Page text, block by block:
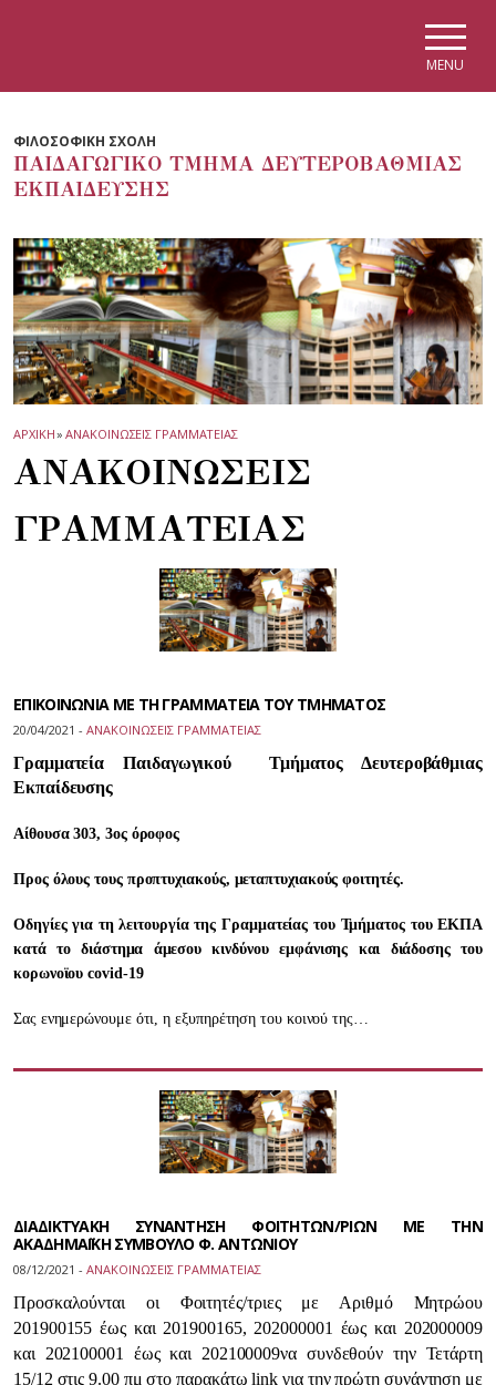
MENU
ΦΙΛΟΣΟΦΙΚΗ ΣΧΟΛΗ
ΠΑΙΔΑΓΩΓΙΚΟ ΤΜΗΜΑ ΔΕΥΤΕΡΟΒΑΘΜΙΑΣ
ΕΚΠΑΙΔΕΥΣΗΣ
ΑΡΧΙΚΗ» ΑΝΑΚΟΙΝΩΣΕΙΣ ΓΡΑΜΜΑΤΕΙΑΣ
ΑΝΑΚΟΙΝΩΣΕΙΣ
ΓΡΑΜΜΑΤΕΙΑΣ
ΕΠΙΚΟΙΝΩΝΙΑ ΜΕ ΤΗ ΓΡΑΜΜΑΤΕΙΑ ΤΟΥ ΤΜΗΜΑΤΟΣ
20/04/2021 - ΑΝΑΚΟΙΝΩΣΕΙΣ ΓΡΑΜΜΑΤΕΙΑΣ
Γραμματεία Παιδαγωγικού Τμήματος Δευτεροβάθμιας
Εκπαίδευσης
Αίθουσα 303, 3ος όροφος
Προς όλους τους προπτυχιακούς, μεταπτυχιακούς φοιτητές.
Οδηγίες για τη λειτουργία της Γραμματείας του Τμήματος του ΕΚΠΑ
κατά το διάστημα άμεσου κινδύνου εμφάνισης και διάδοσης του
κορωνοϊου covid-19
Σας ενημερώνουμε ότι, η εξυπηρέτηση του κοινού της…
ΔΙΑΔΙΚΤΥΑΚΗ ΣΥΝΑΝΤΗΣΗ ΦΟΙΤΗΤΩΝ/ΡΙΩΝ ΜΕ ΤΗΝ
ΑΚΑΔΗΜΑΪΚΗ ΣΥΜΒΟΥΛΟ Φ. ΑΝΤΩΝΙΟΥ
08/12/2021 - ΑΝΑΚΟΙΝΩΣΕΙΣ ΓΡΑΜΜΑΤΕΙΑΣ
Προσκαλούνται οι Φοιτητές/τριεςμε Αριθμό Μητρώου
201900155 έως και 201900165, 202000001 έως και 202000009
και 202100001 έως και 202100009να συνδεθούν την Τετάρτη
15/12 στις 9.00 πμ στο παρακάτω link για την πρώτη συνάντηση με